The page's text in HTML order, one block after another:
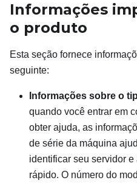
Informações
o produto
Esta seção fornece
seguinte:
Informações sobre o
quando você entrar em
obter ajuda, as
de série da máquina
identificar seu servidor
rápido. O número do